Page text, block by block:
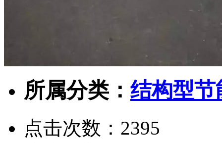
所属分类： 结构型节
点击次数： 2395